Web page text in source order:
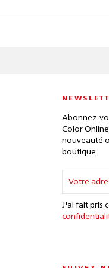
Abonnez-
Color
nouveauté
boutique.
J'ai fait pris